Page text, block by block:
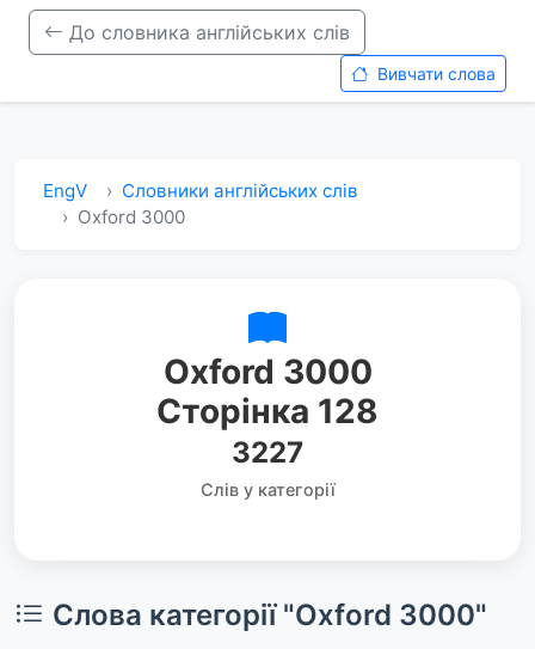
До словника англійських слів
Вивчати слова
EngV
Словники англійських слів
Oxford 3000
Oxford 3000
Сторінка 128
3227
Слів у категорії
Слова категорії "Oxford 3000"